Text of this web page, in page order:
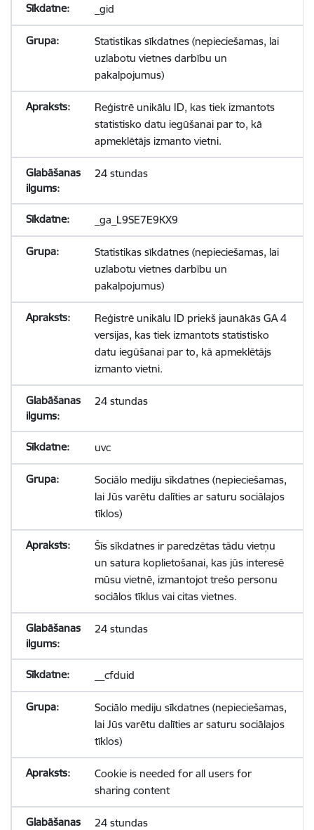
_gid
Statistikas sīkdatnes (nepieciešamas, lai
uzlabotu vietnes darbību un
pakalpojumus)
Reģistrē unikālu ID, kas tiek izmantots
statistisko datu iegūšanai par to, kā
apmeklētājs izmanto vietni.
24 stundas
_ga_L9SE7E9KX9
Statistikas sīkdatnes (nepieciešamas, lai
uzlabotu vietnes darbību un
pakalpojumus)
Reģistrē unikālu ID priekš jaunākās GA 4
versijas, kas tiek izmantots statistisko
datu iegūšanai par to, kā apmeklētājs
izmanto vietni.
24 stundas
uvc
Sociālo mediju sīkdatnes (nepieciešamas,
lai Jūs varētu dalīties ar saturu sociālajos
tīklos)
Šīs sīkdatnes ir paredzētas tādu vietņu
un satura koplietošanai, kas jūs interesē
mūsu vietnē, izmantojot trešo personu
sociālos tīklus vai citas vietnes.
24 stundas
__cfduid
Sociālo mediju sīkdatnes (nepieciešamas,
lai Jūs varētu dalīties ar saturu sociālajos
tīklos)
Cookie is needed for all users for
sharing content
24 stundas